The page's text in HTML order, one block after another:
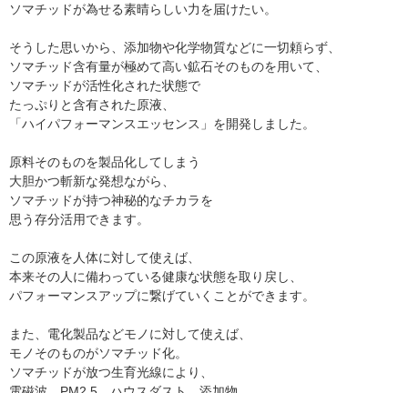
ソマチッドが為せる素晴らしい力を届けたい。
そうした思いから、添加物や化学物質などに一切頼らず、
ソマチッド含有量が極めて高い鉱石そのものを用いて、
ソマチッドが活性化された状態で
たっぷりと含有された原液、
「ハイパフォーマンスエッセンス」を開発しました。
原料そのものを製品化してしまう
大胆かつ斬新な発想ながら、
ソマチッドが持つ神秘的なチカラを
思う存分活用できます。
この原液を人体に対して使えば、
本来その人に備わっている健康な状態を取り戻し、
パフォーマンスアップに繋げていくことができます。
また、電化製品などモノに対して使えば、
モノそのものがソマチッド化。
ソマチッドが放つ生育光線により、